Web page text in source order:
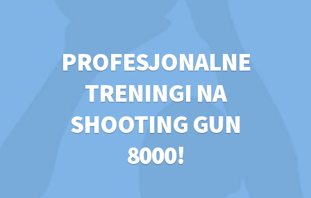
PROFESJONALNE
TRENINGI NA
SHOOTING GUN
8000!